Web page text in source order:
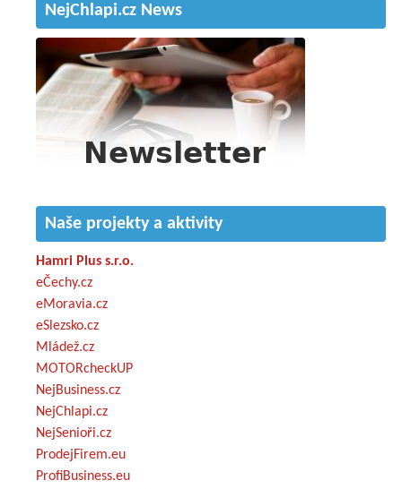
NejChlapi.cz News
Naše projekty a aktivity
Hamri Plus s.r.o.
eČechy.cz
eMoravia.cz
eSlezsko.cz
Mládež.cz
MOTORcheckUP
NejBusiness.cz
NejChlapi.cz
NejSenioři.cz
ProdejFirem.eu
ProfiBusiness.eu